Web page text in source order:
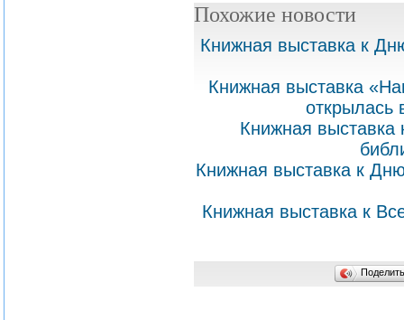
Похожие новости
Книжная выставка к
Книжная выставка
открылась
Книжная выставка
Книжная выставка к
Книжная выставка к